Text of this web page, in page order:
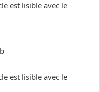
est lisible avec le
est lisible avec le